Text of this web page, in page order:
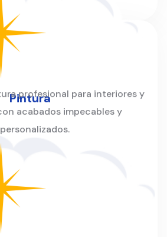
hogares y empresas.
Pintura
profesional para interiores y
acabados impecables y
personalizados.